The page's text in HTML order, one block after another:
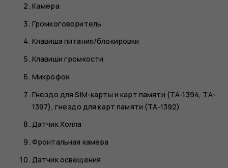
Камера
Громкоговоритель
Клавиша питания/блокировки
Клавиши громкости
Микрофон
Гнездо для SIM-карты и карт памяти (TA-1394, TA-
1397), гнездо для карт памяти (TA-1392)
Датчик Холла
Фронтальная камера
Датчик освещения